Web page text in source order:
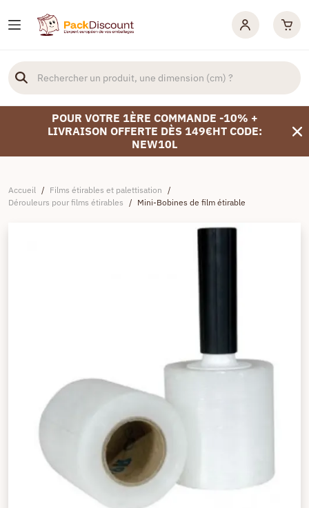
POUR VOTRE 1ÈRE COMMANDE -10% +
LIVRAISON OFFERTE DÈS 149€HT CODE:
NEW10L
Accueil / Films étirables et palettisation /
Dérouleurs pour films étirables / Mini-Bobines de film étirable